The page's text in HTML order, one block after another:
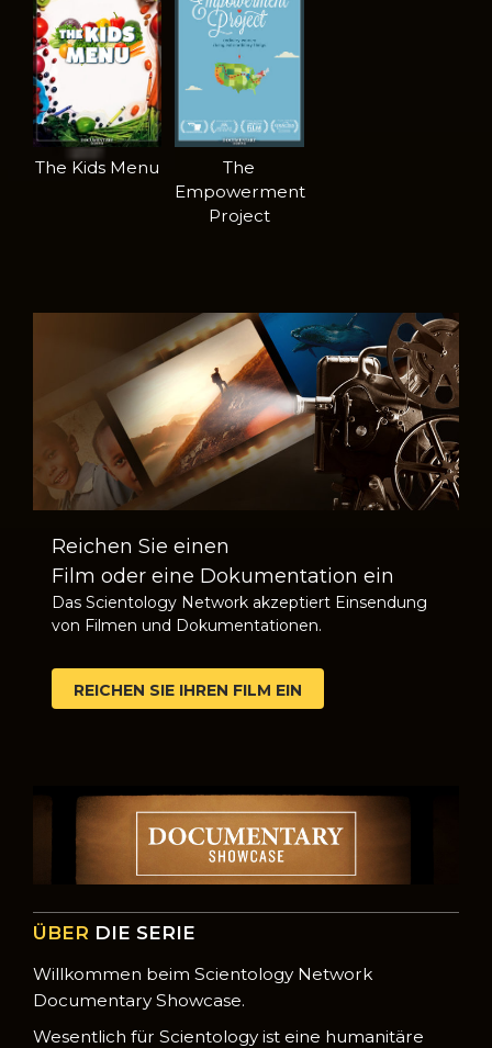
The Kids Menu
The
Empowerment
Project
Reichen Sie einen
Film oder eine Dokumentation ein
Das Scientology Network akzeptiert Einsendung
von Filmen und Dokumentationen.
REICHEN SIE IHREN FILM EIN
ÜBER DIE SERIE
Willkommen beim Scientology Network
Documentary Showcase.
Wesentlich für Scientology ist eine humanitäre